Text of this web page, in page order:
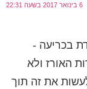
6 בינואר 2017 בשעה 22:31
בכריעה -
האורז ולא
את זה תוך